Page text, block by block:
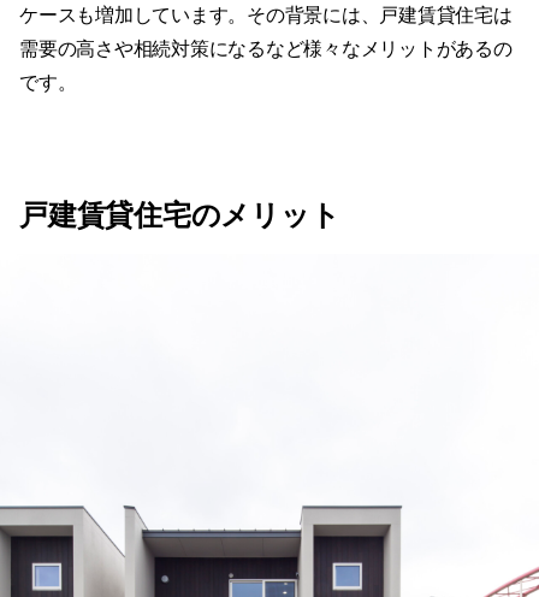
ケースも増加しています。その背景には、戸建賃貸住宅は
需要の高さや相続対策になるなど様々なメリットがあるの
です。
戸建賃貸住宅のメリット